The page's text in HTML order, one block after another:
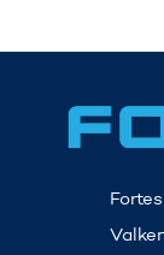
Fortes